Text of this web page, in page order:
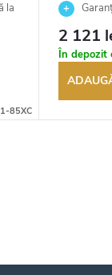
la
85XC
100 de zile
bunurilor.
2 121
În depozit